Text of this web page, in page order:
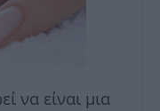
να είναι μια